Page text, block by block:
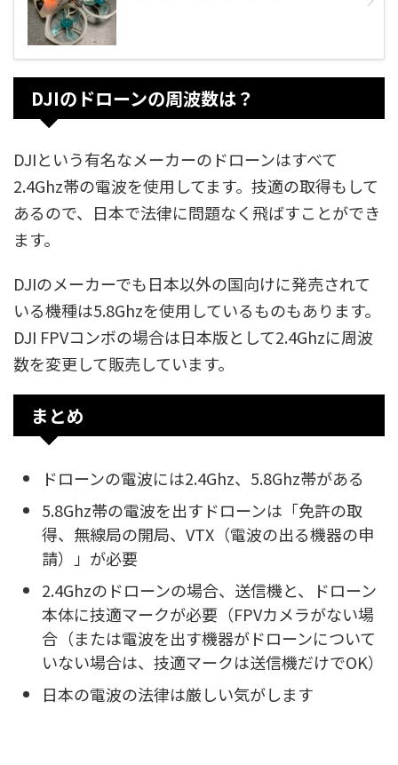
DJIのドローンの周波数は？
DJIという有名なメーカーのドローンはすべて
2.4Ghz帯の電波を使用してます。技適の取得もして
あるので、日本で法律に問題なく飛ばすことができ
ます。
DJIのメーカーでも日本以外の国向けに発売されて
いる機種は5.8Ghzを使用しているものもあります。
DJI FPVコンボの場合は日本版として2.4Ghzに周波
数を変更して販売しています。
まとめ
ドローンの電波には2.4Ghz、5.8Ghz帯がある
5.8Ghz帯の電波を出すドローンは「免許の取
得、無線局の開局、VTX（電波の出る機器の申
請）」が必要
2.4Ghzのドローンの場合、送信機と、ドローン
本体に技適マークが必要（FPVカメラがない場
合（または電波を出す機器がドローンについて
いない場合は、技適マークは送信機だけでOK）
日本の電波の法律は厳しい気がします